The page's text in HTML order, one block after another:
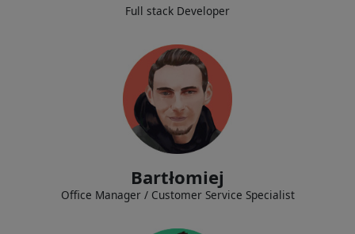
Full stack Developer
Bartłomiej
Office Manager / Customer Service Specialist
Establecer y mantener relaciones con los clientes, gestionar eficazmente
sus solicitudes y brindar servicios de soporte de oficina.